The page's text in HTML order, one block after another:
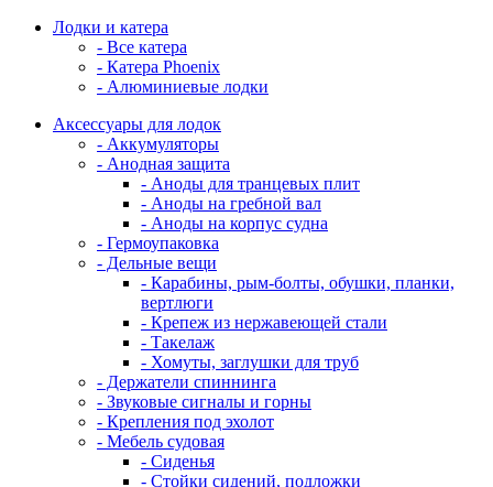
Лодки и катера
- Все катера
- Катера Phoenix
- Алюминиевые лодки
Аксессуары для лодок
- Аккумуляторы
- Анодная защита
- Аноды для транцевых плит
- Аноды на гребной вал
- Аноды на корпус судна
- Гермоупаковка
- Дельные вещи
- Карабины, рым-болты, обушки, планки,
вертлюги
- Крепеж из нержавеющей стали
- Такелаж
- Хомуты, заглушки для труб
- Держатели спиннинга
- Звуковые сигналы и горны
- Крепления под эхолот
- Мебель судовая
- Сиденья
- Стойки сидений, подложки